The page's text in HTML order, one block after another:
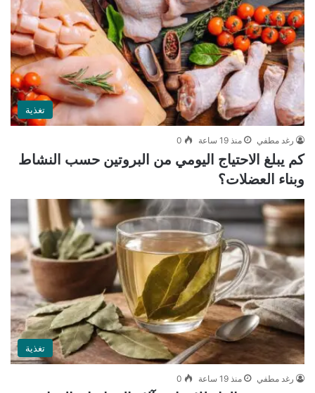
تغذية
رغد مطفي منذ 19 ساعة 0
كم يبلغ الاحتياج اليومي من البروتين حسب النشاط
وبناء العضلات؟
تغذية
رغد مطفي منذ 19 ساعة 0